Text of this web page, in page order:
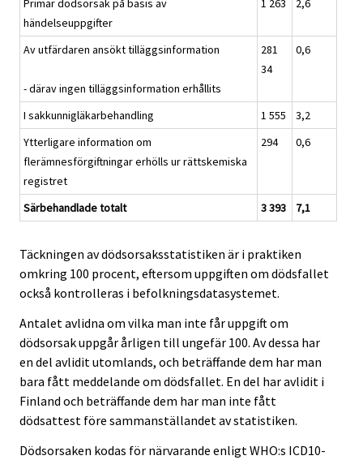
Primär dödsorsak på basis av
händelseuppgifter
1 263 2,6
Av utfärdaren ansökt tilläggsinformation
- därav ingen tilläggsinformation erhållits
281
34
0,6
I sakkunnigläkarbehandling 1 555
3,2
Ytterligare information om
flerämnesförgiftningar erhölls ur rättskemiska
registret
294 0,6
Särbehandlade totalt 3 393 7,1
Täckningen av dödsorsaksstatistiken är i praktiken
omkring 100 procent, eftersom uppgiften om dödsfallet
också kontrolleras i befolkningsdatasystemet.
Antalet avlidna om vilka man inte får uppgift om
dödsorsak uppgår årligen till ungefär 100. Av dessa har
en del avlidit utomlands, och beträffande dem har man
bara fått meddelande om dödsfallet. En del har avlidit i
Finland och beträffande dem har man inte fått
dödsattest före sammanställandet av statistiken.
Dödsorsaken kodas för närvarande enligt WHO:s ICD10-